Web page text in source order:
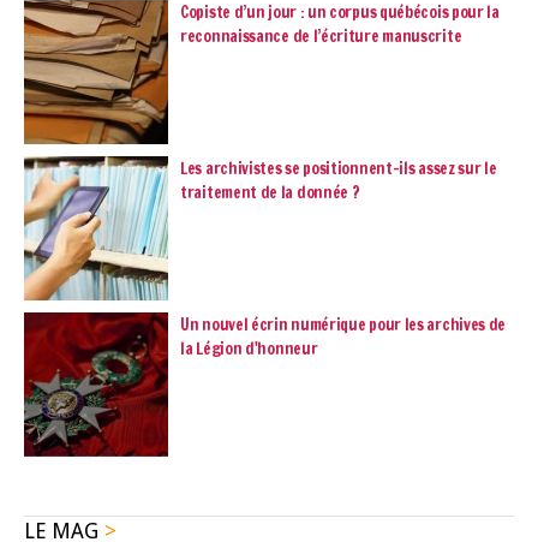
Copiste d’un jour : un corpus québécois pour la
reconnaissance de l’écriture manuscrite
Les archivistes se positionnent-ils assez sur le
traitement de la donnée ?
Un nouvel écrin numérique pour les archives de
la Légion d'honneur
LE MAG